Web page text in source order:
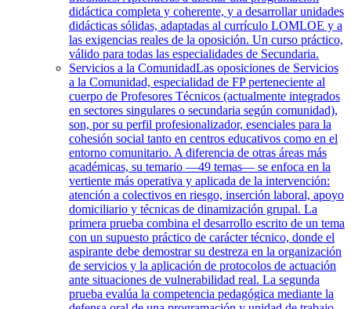
didáctica completa y coherente, y a desarrollar unidades
didácticas sólidas, adaptadas al currículo LOMLOE y a
las exigencias reales de la oposición. Un curso práctico,
válido para todas las especialidades de Secundaria.
Servicios a la ComunidadLas oposiciones de Servicios
a la Comunidad, especialidad de FP perteneciente al
cuerpo de Profesores Técnicos (actualmente integrados
en sectores singulares o secundaria según comunidad),
son, por su perfil profesionalizador, esenciales para la
cohesión social tanto en centros educativos como en el
entorno comunitario. A diferencia de otras áreas más
académicas, su temario —49 temas— se enfoca en la
vertiente más operativa y aplicada de la intervención:
atención a colectivos en riesgo, inserción laboral, apoyo
domiciliario y técnicas de dinamización grupal. La
primera prueba combina el desarrollo escrito de un tema
con un supuesto práctico de carácter técnico, donde el
aspirante debe demostrar su destreza en la organización
de servicios y la aplicación de protocolos de actuación
ante situaciones de vulnerabilidad real. La segunda
prueba evalúa la competencia pedagógica mediante la